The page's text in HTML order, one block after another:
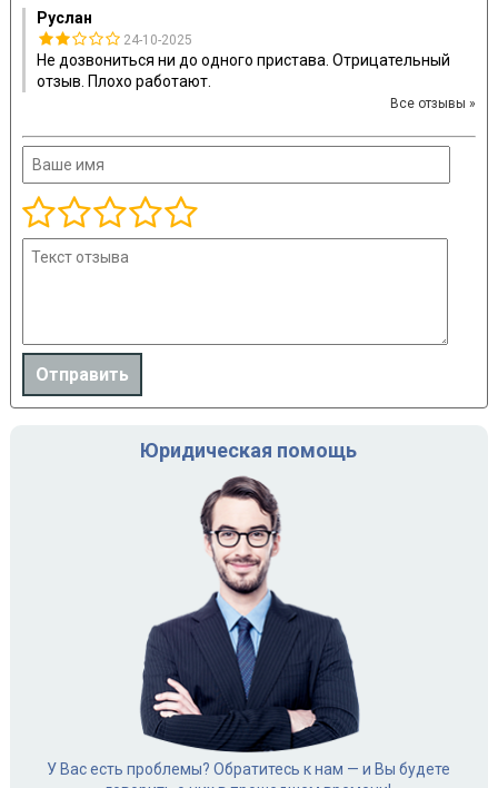
Руслан
24-10-2025
Не дозвониться ни до одного пристава. Отрицательный
отзыв. Плохо работают.
Все отзывы »
Юридическая помощь
У Вас есть проблемы? Обратитесь к нам — и Вы будете